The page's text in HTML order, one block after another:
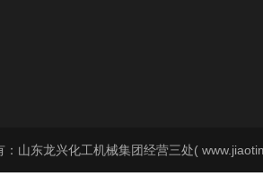
：山东龙兴化工机械集团经营三处(